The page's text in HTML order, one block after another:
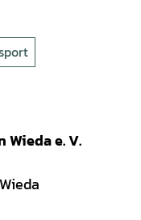
Wieda e. V.